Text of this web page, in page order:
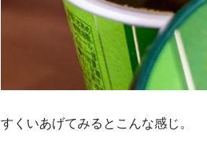
すくいあげてみるとこんな感じ。